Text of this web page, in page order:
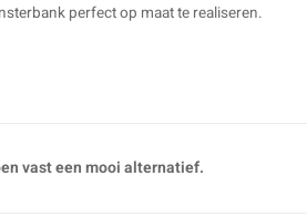
perfect op maat te realiseren.
vast een mooi alternatief.